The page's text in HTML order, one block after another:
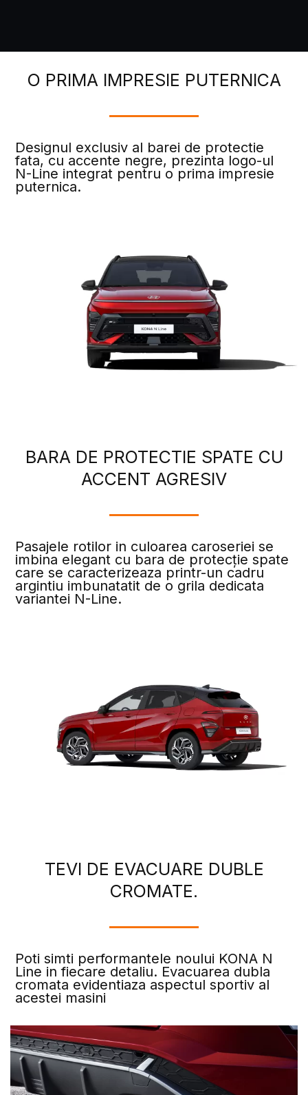
O PRIMA IMPRESIE PUTERNICA
Designul exclusiv al barei de protectie
fata, cu accente negre, prezinta logo-ul
N-Line integrat pentru o prima impresie
puternica.
BARA DE PROTECTIE SPATE CU
ACCENT AGRESIV
Pasajele rotilor in culoarea caroseriei se
imbina elegant cu bara de protecție spate
care se caracterizeaza printr-un cadru
argintiu imbunatatit de o grila dedicata
variantei N-Line.
TEVI DE EVACUARE DUBLE
CROMATE.
Poti simti performantele noului KONA N
Line in fiecare detaliu. Evacuarea dubla
cromata evidentiaza aspectul sportiv al
acestei masini